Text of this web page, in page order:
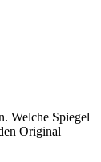
Welche Spiegel
Original